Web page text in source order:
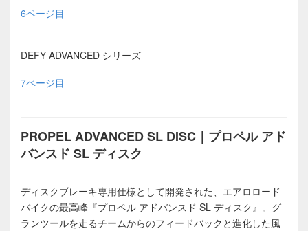
6ページ目
DEFY ADVANCED シリーズ
7ページ目
PROPEL ADVANCED SL DISC｜プロペル アド
バンスド SL ディスク
ディスクブレーキ専用仕様として開発された、エアロロード
バイクの最高峰『プロペル アドバンスド SL ディスク』。グ
ランツールを走るチームからのフィードバックと進化した風